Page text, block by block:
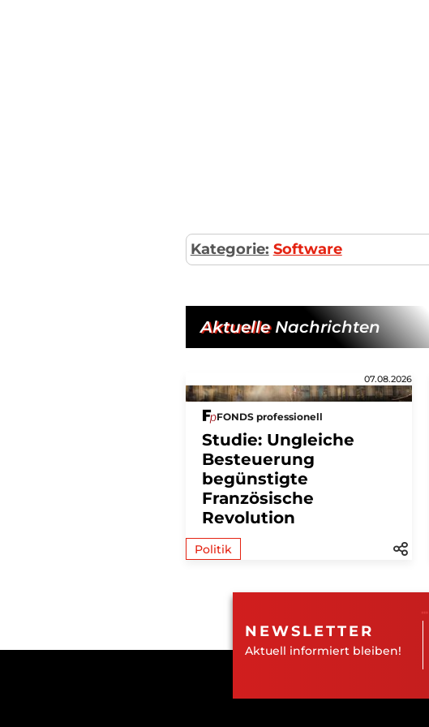
Kategorie: Software
AktuelleNachrichten
07.08.2026
FONDS professionell
Studie: Ungleiche
Besteuerung
begünstigte
Französische
Revolution
Politik
NEWSLETTER
Aktuell informiert bleiben!